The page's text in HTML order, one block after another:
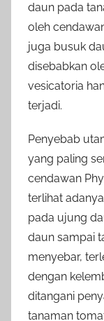
daun pada
oleh
juga busuk
disebabkan
vesicatoria
terjadi.
Penyebab
yang paling
cendawan
terlihat
pada ujung
daun sampai
menyebar,
dengan
ditangani
tanaman